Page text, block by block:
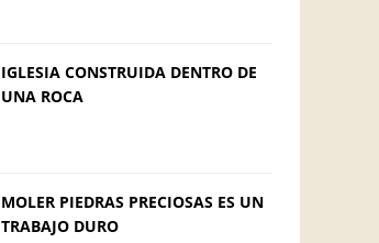
IGLESIA CONSTRUIDA DENTRO DE
UNA ROCA
MOLER PIEDRAS PRECIOSAS ES UN
TRABAJO DURO